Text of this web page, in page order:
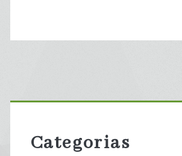
Primary
Sidebar
Categorias